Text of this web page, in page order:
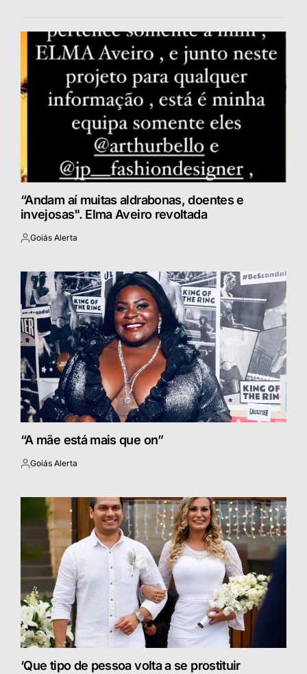
“Andam aí muitas aldrabonas, doentes e
invejosas". Elma Aveiro revoltada
Postado
Goiás Alerta
“A mãe está mais que on”
Postado
Goiás Alerta
‘Que tipo de pessoa volta a se prostituir